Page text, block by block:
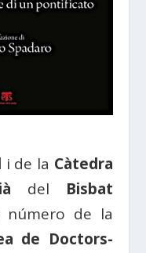
i de la Càtedra
del Bisbat
número de la
de Doctors-